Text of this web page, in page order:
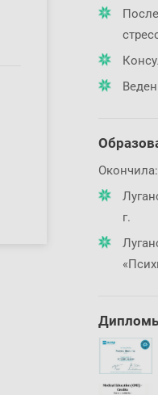
Окончила:
г.